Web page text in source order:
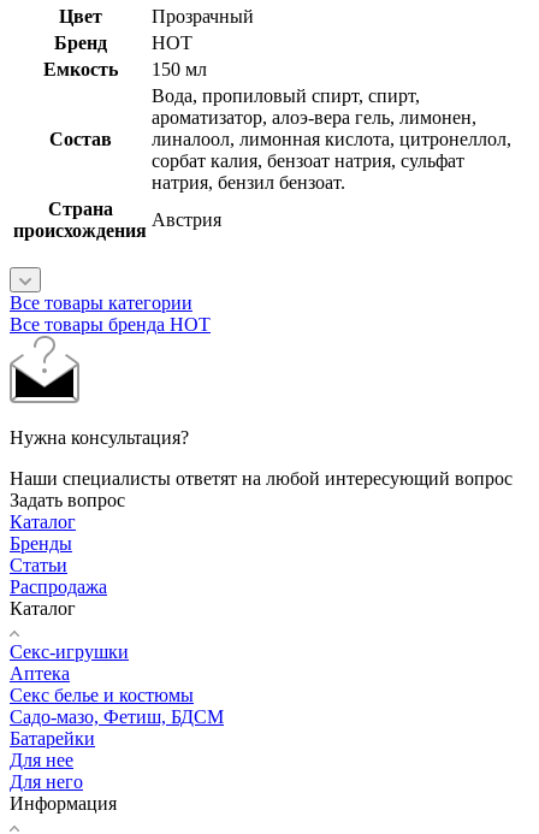
Цвет
Прозрачный
Бренд
HOT
Емкость
150 мл
Состав
Вода, пропиловый спирт, спирт,
ароматизатор, алоэ-вера гель, лимонен,
линалоол, лимонная кислота, цитронеллол,
сорбат калия, бензоат натрия, сульфат
натрия, бензил бензоат.
Страна
происхождения
Австрия
Все товары категории
Все товары бренда HOT
Нужна консультация?
Наши специалисты ответят на любой интересующий вопрос
Задать вопрос
Каталог
Бренды
Статьи
Распродажа
Каталог
Секс-игрушки
Аптека
Секс белье и костюмы
Садо-мазо, Фетиш, БДСМ
Батарейки
Для нее
Для него
Информация